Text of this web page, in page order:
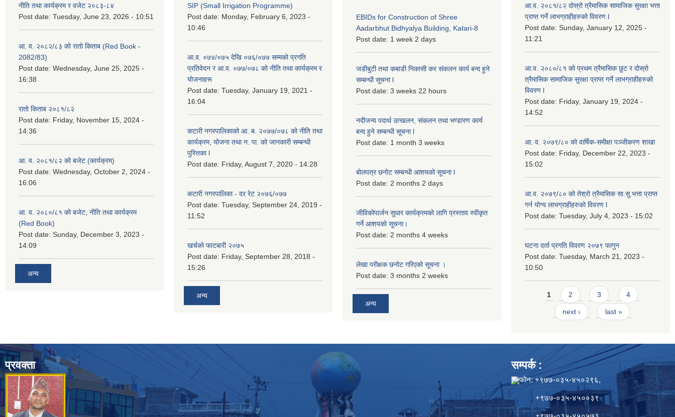
नीति तथा कार्यक्रम र वजेट २०८३-८४
Post date: Tuesday, June 23, 2026 - 10:51
आ. व. २०८२/८३ को रातो किताब (Red Book -
2082/83)
Post date: Wednesday, June 25, 2025 -
16:38
रातो किताब २०८१/८२
Post date: Friday, November 15, 2024 -
14:36
आ. व. २०८१/८२ को बजेट (कार्यक्रम)
Post date: Wednesday, October 2, 2024 -
16:06
आ. व. २०८०/८१ को बजेट, नीति तथा कार्यक्रम
(Red Book)
Post date: Sunday, December 3, 2023 -
14:09
अन्य
SIP (Small Irrigation Programme)
Post date: Monday, February 6, 2023 -
10:46
आ.व. ०७४/०७५ देखि ०७६/०७७ सम्मको प्रगति
प्रतिवेदन र आ.व. ०७७/०७८ को नीति तथा कार्यक्रम र
योजनाहरू
Post date: Tuesday, January 19, 2021 -
16:04
कटारी नगरपालिकाको आ. ब. २०७७/०७८ को नीति तथा
कार्यक्रम, योजना तथा न. पा. को जानकारी सम्बन्धी
पुस्तिका l
Post date: Friday, August 7, 2020 - 14:28
कटारी नगरपालिका - दर रेट २०७६/०७७
Post date: Tuesday, September 24, 2019 -
11:52
खर्चको फाटबारी २०७५
Post date: Friday, September 28, 2018 -
15:26
अन्य
EBIDs for Construction of Shree
Aadarbhut Bidhyalya Building, Katari-8
Post date: 1 week 2 days
जडीबुटी तथा कबाडी निकासी कर संकलन कार्य बन्द हुने
सम्बन्धी सूचना l
Post date: 3 weeks 22 hours
नदीजन्य पदार्थ उत्खलन, संकलन तथा भण्डारण कार्य
बन्द हुने सम्बन्धी सूचना l
Post date: 1 month 3 weeks
बोलपत्र छनोट सम्बन्धी आशयको सूचना l
Post date: 2 months 2 days
जीविकोपार्जन सुधार कार्यक्रमको लागि प्रस्ताव स्वीकृत
गर्ने आशयको सूचना।
Post date: 2 months 4 weeks
लेखा परीक्षक छनोट गरिएको सूचना ।
Post date: 3 months 2 weeks
अन्य
आ.व. २०८१/८२ दोस्रो त्रैमासिक सामाजिक सुरक्षा भत्ता
प्राप्त गर्ने लाभग्राहीहरुको विवरण l
Post date: Sunday, January 12, 2025 -
11:21
आ.व. २०८०/८१ को प्रथम त्रैमासिक छुट र दोस्रो
त्रैमासिक सामाजिक सुरक्षा प्राप्त गर्ने लाभग्राहीहरुको
विवरण l
Post date: Friday, January 19, 2024 -
14:52
आ. व. २०७९/८० को वार्षिक-समीक्षा पञ्जीकरण शाखा
Post date: Friday, December 22, 2023 -
15:02
आ.व. २०७९/८० को तेश्रो त्रैमासिक सा.सु.भ‍त्ता प्राप्त
गर्न योग्य लाभग्राहीहरुको विवरण l
Post date: Tuesday, July 4, 2023 - 15:02
घटना दर्ता प्रगति विवरण २०७९ फागुन
Post date: Tuesday, March 21, 2023 -
10:50
Pages
1 2 3 4
next › last »
प्रवक्ता सम्पर्क :
फोन: +९७७-०३५-४५०२९६,
+९७७-०३५-४५००३९